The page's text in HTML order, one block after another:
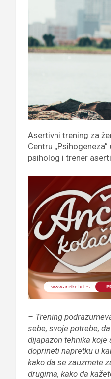
Asertivni trening za
Centru
psiholog i trener
– Trening
sebe, svoje potrebe,
dijapazon tehnika koje
doprineti napretku u
kako da se zauzmete
drugima, kako da